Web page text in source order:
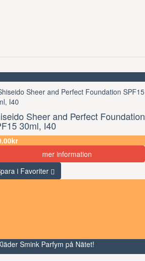
Sheer and Perfect Foundation
30ml, I40
mer information
i Favoriter
Smink Parfym på Nätet!